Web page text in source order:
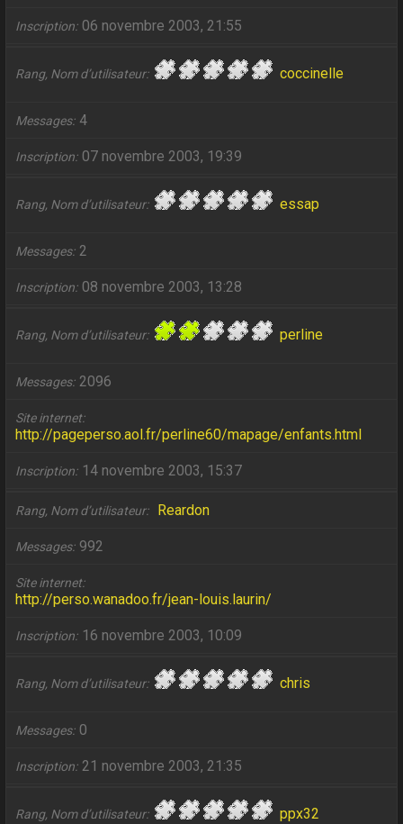
Inscription 06 novembre 2003, 21:55
Rang, Nom d’utilisateur coccinelle
Messages 4
Inscription 07 novembre 2003, 19:39
Rang, Nom d’utilisateur essap
Messages 2
Inscription 08 novembre 2003, 13:28
Rang, Nom d’utilisateur perline
Messages 2096
Site internet
http://pageperso.aol.fr/perline60/mapage/enfants.html
Inscription 14 novembre 2003, 15:37
Rang, Nom d’utilisateur Reardon
Messages 992
Site internet
http://perso.wanadoo.fr/jean-louis.laurin/
Inscription 16 novembre 2003, 10:09
Rang, Nom d’utilisateur chris
Messages 0
Inscription 21 novembre 2003, 21:35
Rang, Nom d’utilisateur ppx32